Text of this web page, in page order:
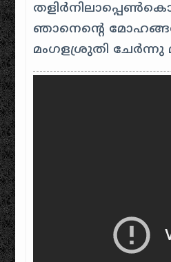
ഞാനെന്റെ
മംഗളശ്രുതി ചേര്‍ന്നു